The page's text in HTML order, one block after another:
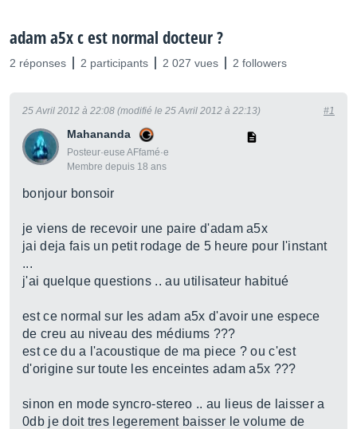
adam a5x c est normal docteur ?
2 réponses 2 participants 2 027 vues 2 followers
Mahananda
Posteur·euse AFfamé·e
Membre depuis 18 ans
25 Avril 2012 à 22:08 (modifié le 25 Avril 2012 à 22:13) #1
bonjour bonsoir
je viens de recevoir une paire d'adam a5x
jai deja fais un petit rodage de 5 heure pour l'instant
...
j'ai quelque questions .. au utilisateur habitué
est ce normal sur les adam a5x d'avoir une espece
de creu au niveau des médiums ???
est ce du a l'acoustique de ma piece ? ou c'est
d'origine sur toute les enceintes adam a5x ???
sinon en mode syncro-stereo .. au lieus de laisser a
0db je doit tres legerement baisser le volume de